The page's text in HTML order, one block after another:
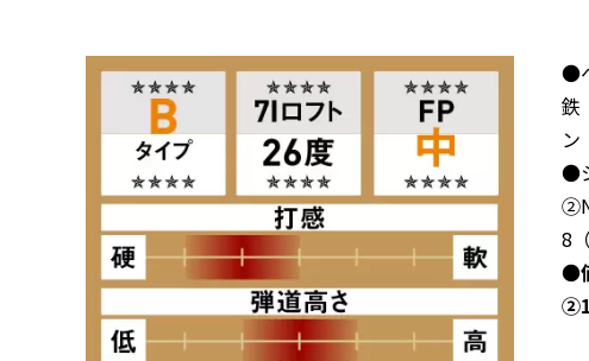
●
鉄
ン
●
8
●